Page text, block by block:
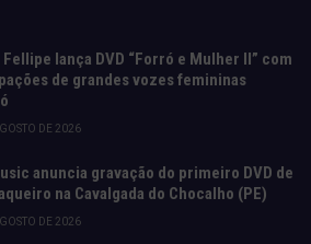
lança DVD “Forró e Mulher II” com
de grandes vozes femininas
DE 2026
anuncia gravação do primeiro DVD de
na Cavalgada do Chocalho (PE)
DE 2026